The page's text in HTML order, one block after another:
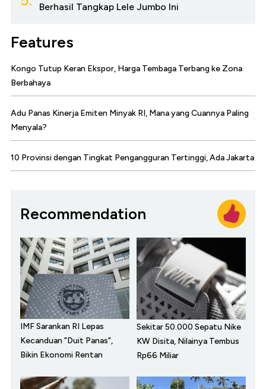
Berhasil Tangkap Lele Jumbo Ini
Features
Kongo Tutup Keran Ekspor, Harga Tembaga Terbang ke Zona
Berbahaya
Adu Panas Kinerja Emiten Minyak RI, Mana yang Cuannya Paling
Menyala?
10 Provinsi dengan Tingkat Pengangguran Tertinggi, Ada Jakarta
Recommendation
IMF Sarankan RI Lepas
Kecanduan "Duit Panas",
Bikin Ekonomi Rentan
Sekitar 50.000 Sepatu Nike
KW Disita, Nilainya Tembus
Rp66 Miliar